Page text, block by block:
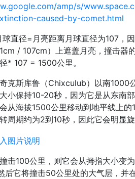
amp/s/
caused-by-comet.html
球直径=月亮距离月球直径为107，
/ 107cm）上遮盖月亮，撞击器
* 107 = 1500公里。
克斯库鲁（Chixculub）以南1000
小保持10-20秒，因为它是从东南
从海拔1500公里移动到地平线上
周期约为2到10秒，因此它会明显
击100公里，则它会从拇指大小变
后它将撞击50公里处的大气层，并